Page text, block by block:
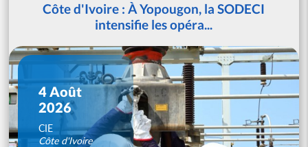
Côte d'Ivoire : À Yopougon, la SODECI
intensifie les opéra...
4 Août
2026
CIE
Côte d'Ivoire